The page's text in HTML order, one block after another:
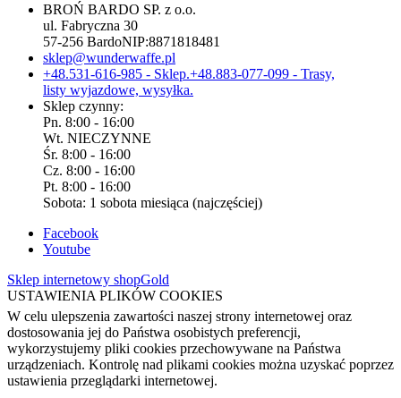
BROŃ BARDO SP. z o.o.
ul. Fabryczna 30
57-256 BardoNIP:8871818481
sklep@wunderwaffe.pl
+48.531-616-985 - Sklep.+48.883-077-099 - Trasy,
listy wyjazdowe, wysyłka.
Sklep czynny:
Pn. 8:00 - 16:00
Wt. NIECZYNNE
Śr. 8:00 - 16:00
Cz. 8:00 - 16:00
Pt. 8:00 - 16:00
Sobota: 1 sobota miesiąca (najczęściej)
Facebook
Youtube
Sklep internetowy shopGold
USTAWIENIA PLIKÓW COOKIES
W celu ulepszenia zawartości naszej strony internetowej oraz
dostosowania jej do Państwa osobistych preferencji,
wykorzystujemy pliki cookies przechowywane na Państwa
urządzeniach. Kontrolę nad plikami cookies można uzyskać poprzez
ustawienia przeglądarki internetowej.